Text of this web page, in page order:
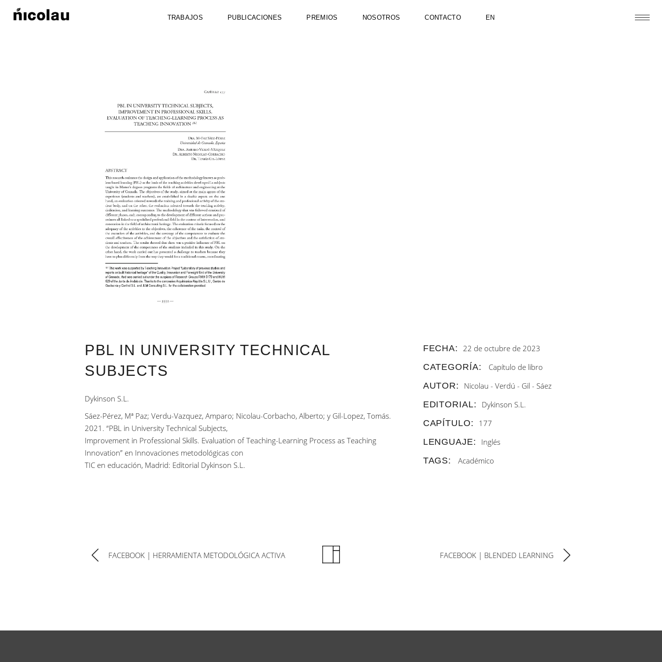
TRABAJOS PUBLICACIONES PREMIOS NOSOTROS CONTACTO EN
PBL IN UNIVERSITY TECHNICAL
SUBJECTS
Dykinson S.L.
Sáez-Pérez, Mª Paz; Verdu-Vazquez, Amparo; Nicolau-Corbacho, Alberto; y Gil-Lopez, Tomás.
2021. “PBL in University Technical Subjects,
Improvement in Professional Skills. Evaluation of Teaching-Learning Process as Teaching
Innovation” en Innovaciones metodológicas con
TIC en educación, Madrid: Editorial Dykinson S.L.
FECHA:
22 de octubre de 2023
CATEGORÍA:
Capítulo de libro
AUTOR:
Nicolau - Verdú - Gil - Sáez
EDITORIAL:
Dykinson S.L.
CAPÍTULO:
177
LENGUAJE:
Inglés
TAGS:
Académico
FACEBOOK | HERRAMIENTA METODOLÓGICA ACTIVA FACEBOOK | BLENDED LEARNING